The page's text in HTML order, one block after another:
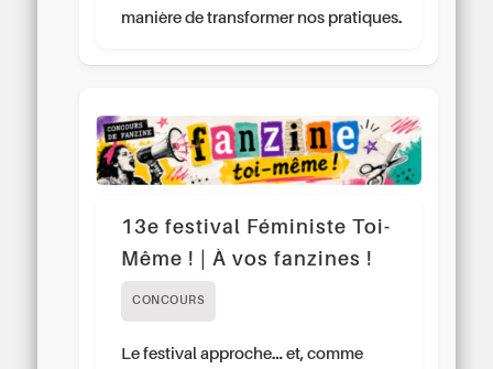
manière de transformer nos pratiques.
13e festival Féministe Toi-
Même ! | À vos fanzines !
CONCOURS
Le festival approche… et, comme